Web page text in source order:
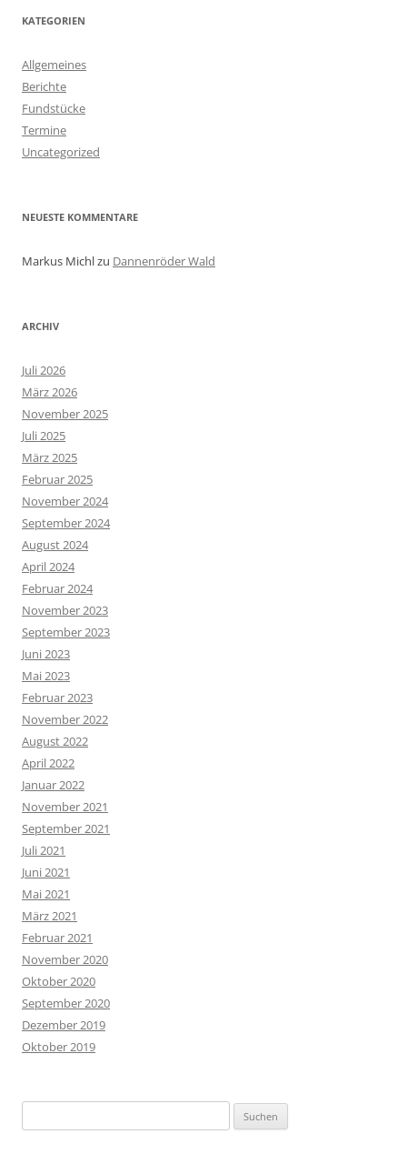
KATEGORIEN
Allgemeines
Berichte
Fundstücke
Termine
Uncategorized
NEUESTE KOMMENTARE
Markus Michlzu Dannenröder Wald
ARCHIV
Juli 2026
März 2026
November 2025
Juli 2025
März 2025
Februar 2025
November 2024
September 2024
August 2024
April 2024
Februar 2024
November 2023
September 2023
Juni 2023
Mai 2023
Februar 2023
November 2022
August 2022
April 2022
Januar 2022
November 2021
September 2021
Juli 2021
Juni 2021
Mai 2021
März 2021
Februar 2021
November 2020
Oktober 2020
September 2020
Dezember 2019
Oktober 2019
nach: